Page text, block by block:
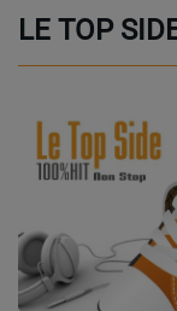
ECOUTER
RECHERCHE DE
TÉLÉCHARGER
EMISSIONS
EQUIPES
LE TOP